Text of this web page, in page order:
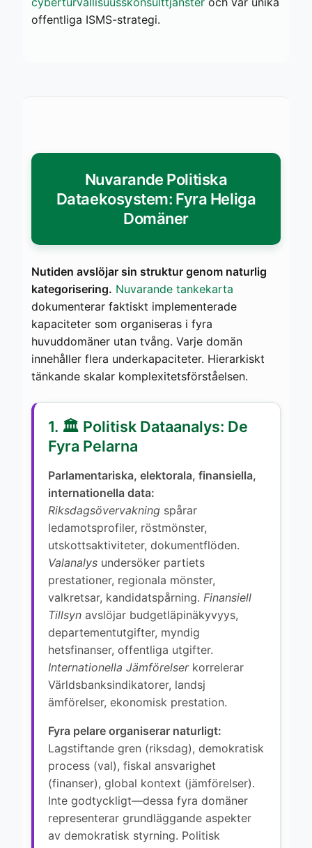
offentliga ISMS-strategi.
Nuvarande Politiska
Dataekosystem: Fyra Heliga
Domäner
Nutiden avslöjar sin struktur genom naturlig
kategorisering. Nuvarande tankekarta
dokumenterar faktiskt implementerade
kapaciteter som organiseras i fyra
huvuddomäner utan tvång. Varje domän
innehåller flera underkapaciteter. Hierarkiskt
tänkande skalar komplexitetsförståelsen.
1. 🏛️ Politisk Dataanalys: De
Fyra Pelarna
Parlamentariska, elektorala, finansiella,
internationella data:
Riksdagsövervakning spårar
ledamotsprofiler, röstmönster,
utskottsaktiviteter, dokumentflöden.
Valanalys undersöker partiets
prestationer, regionala mönster,
valkretsar, kandidatspårning. Finansiell
Tillsyn avslöjar budgetläpinäkyvyys,
departementutgifter, myndig
hetsfinanser, offentliga utgifter.
Internationella Jämförelserkorrelerar
Världsbanksindikatorer, landsj
ämförelser, ekonomisk prestation.
Fyra pelare organiserar naturligt:
Lagstiftande gren (riksdag), demokratisk
process (val), fiskal ansvarighet
(finanser), global kontext (jämförelser).
Inte godtyckligt—dessa fyra domäner
representerar grundläggande aspekter
av demokratisk styrning. Politisk